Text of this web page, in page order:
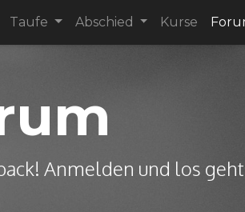
Taufe Abschied Kurse
Anmelden und los